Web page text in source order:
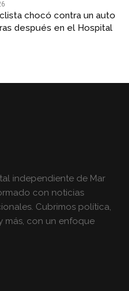
chocó contra un auto
después en el Hospital
independiente de Mar
con noticias
Cubrimos política,
más, con un enfoque